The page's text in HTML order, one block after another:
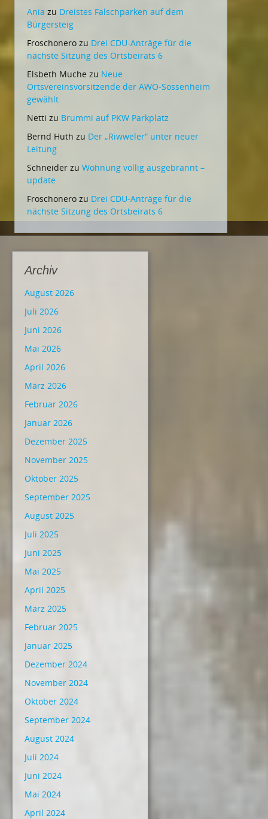
Ania zu Dreistes Falschparken auf dem
Bürgersteig
Froschonero zu Drei CDU-Anträge für die
nächste Sitzung des Ortsbeirats 6
Elsbeth Muche zu Neue
Ortsvereinsvorsitzende der AWO-Sossenheim
gewählt
Netti zu Brummi auf PKW Parkplatz
Bernd Huth zu Der „Riwweler“ unter neuer
Leitung
Schneider zu Wohnung völlig ausgebrannt –
update
Froschonero zu Drei CDU-Anträge für die
nächste Sitzung des Ortsbeirats 6
Archiv
August 2026
Juli 2026
Juni 2026
Mai 2026
April 2026
März 2026
Februar 2026
Januar 2026
Dezember 2025
November 2025
Oktober 2025
September 2025
August 2025
Juli 2025
Juni 2025
Mai 2025
April 2025
März 2025
Februar 2025
Januar 2025
Dezember 2024
November 2024
Oktober 2024
September 2024
August 2024
Juli 2024
Juni 2024
Mai 2024
April 2024